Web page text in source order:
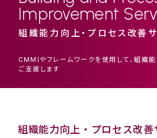
Improvement
組織能力向上・プロセス改善
CMMIやフレームワークを使用して、組織
ご支援します
組織能力向上・プロセス改善